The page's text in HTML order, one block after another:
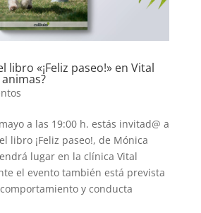
libro «¡Feliz paseo!» en Vital
a las 19:00 h. estás invitad@ a
libro ¡Feliz paseo!, de Mónica
lugar en la clínica Vital
el evento también está prevista
y conducta